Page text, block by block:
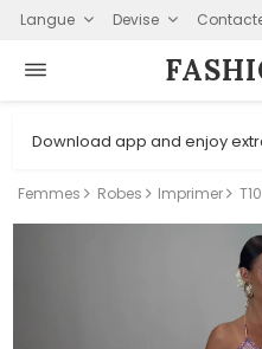
Langue Devise
Download app and enjoy
Femmes Robes Imprimer